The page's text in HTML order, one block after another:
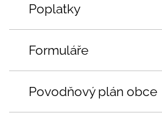
Poplatky
Formuláře
Povodňový plán obce